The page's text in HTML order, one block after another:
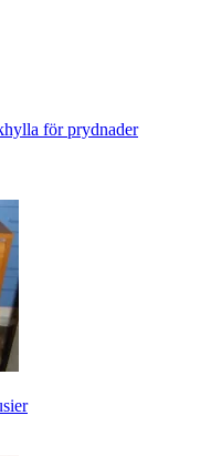
för prydnader